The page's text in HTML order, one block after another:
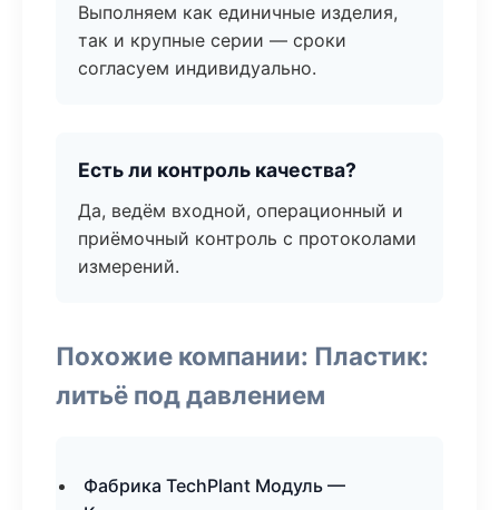
Выполняем как единичные изделия,
так и крупные серии — сроки
согласуем индивидуально.
Есть ли контроль качества?
Да, ведём входной, операционный и
приёмочный контроль с протоколами
измерений.
Похожие компании: Пластик:
литьё под давлением
Фабрика TechPlant Модуль —